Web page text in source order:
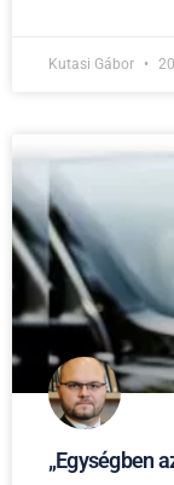
Kutasi Gábor
„Egységben